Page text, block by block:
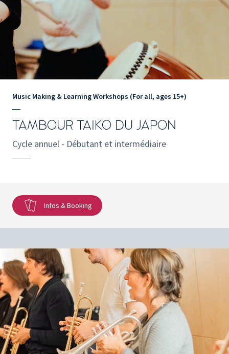
Music Making & Learning Workshops (For all, ages 15+)
TAMBOUR TAIKO DU JAPON
Cycle annuel - Débutant et intermédiaire
Infos & Booking